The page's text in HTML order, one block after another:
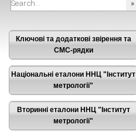
Ключові та додаткові звірення та
СМС-рядки
Національні еталони ННЦ "Інститут
метрології"
Вторинні еталони ННЦ "Інститут
метрології"